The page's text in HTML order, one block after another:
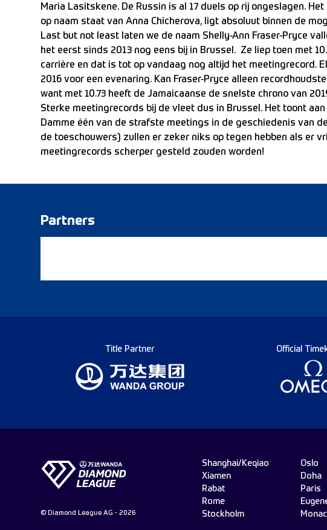
Maria Lasitskene. De Russin is al 17 duels op rij ongeslagen.
op naam staat van Anna Chicherova, ligt absoluut binnen de
Last but not least laten we de naam Shelly-Ann Fraser-Pryce
het eerst sinds 2013 nog eens bij in Brussel. Ze liep toen met
carrière en dat is tot op vandaag nog altijd het meetingrecord.
2016 voor een evenaring. Kan Fraser-Pryce alleen
want met 10.73 heeft de Jamaicaanse de snelste chrono van
Sterke meetingrecords bij de vleet dus in Brussel. Het toont aan
Damme één van de strafste meetings in de geschiedenis van
de toeschouwers) zullen er zeker niks op tegen hebben als er
meetingrecords scherper gesteld zouden worden!
Partners
Title Partner Official
© Diamond League AG - 2026
Shanghai/Keqiao
Xiamen
Rabat
Rome
Stockholm
Oslo
Doha
Paris